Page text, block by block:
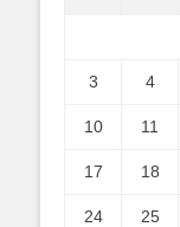
3 4
10 11
17 18
24 25